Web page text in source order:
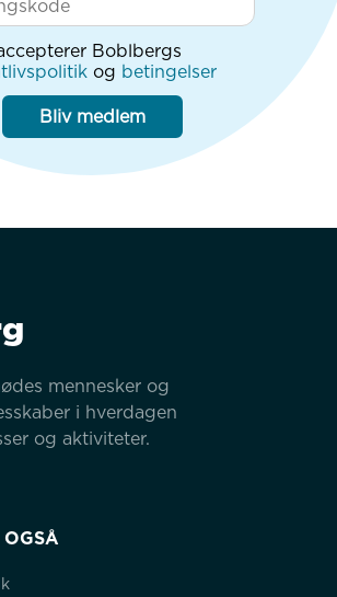
Boblbergs
og betingelser
Bliv medlem
mennesker og
i hverdagen
og aktiviteter.